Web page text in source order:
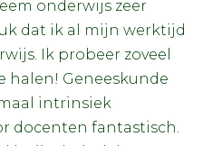
onderwijs zeer
dat ik al mijn werktijd
Ik probeer zoveel
Geneeskunde
intrinsiek
docenten fantastisch.